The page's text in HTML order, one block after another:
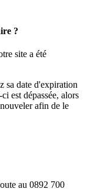
?
site a été
sa date d'expiration
est dépassée, alors
afin de le
au 0892 700